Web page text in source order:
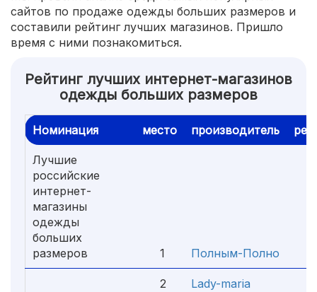
сайтов по продаже одежды больших размеров и
составили рейтинг лучших магазинов. Пришло
время с ними познакомиться.
Рейтинг лучших интернет-магазинов
одежды больших размеров
Номинация место производитель
Лучшие
российские
интернет-
магазины
одежды
больших
размеров
1 Полным-Полно
2 Lady-maria